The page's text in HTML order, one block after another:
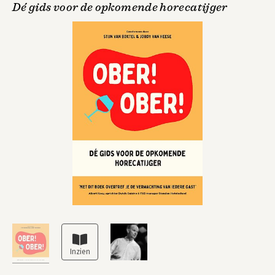
Dé gids voor de opkomende horecatijger